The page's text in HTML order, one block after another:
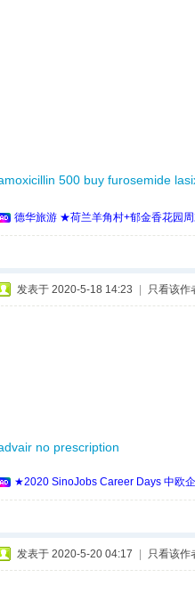
500 buy furosemide
德华旅游 ★荷兰羊角村+郁金香花园
发表于 2020-5-18 14:23 只看该作
no prescription
★2020 SinoJobs Career Days 中欧
发表于 2020-5-20 04:17 只看该作